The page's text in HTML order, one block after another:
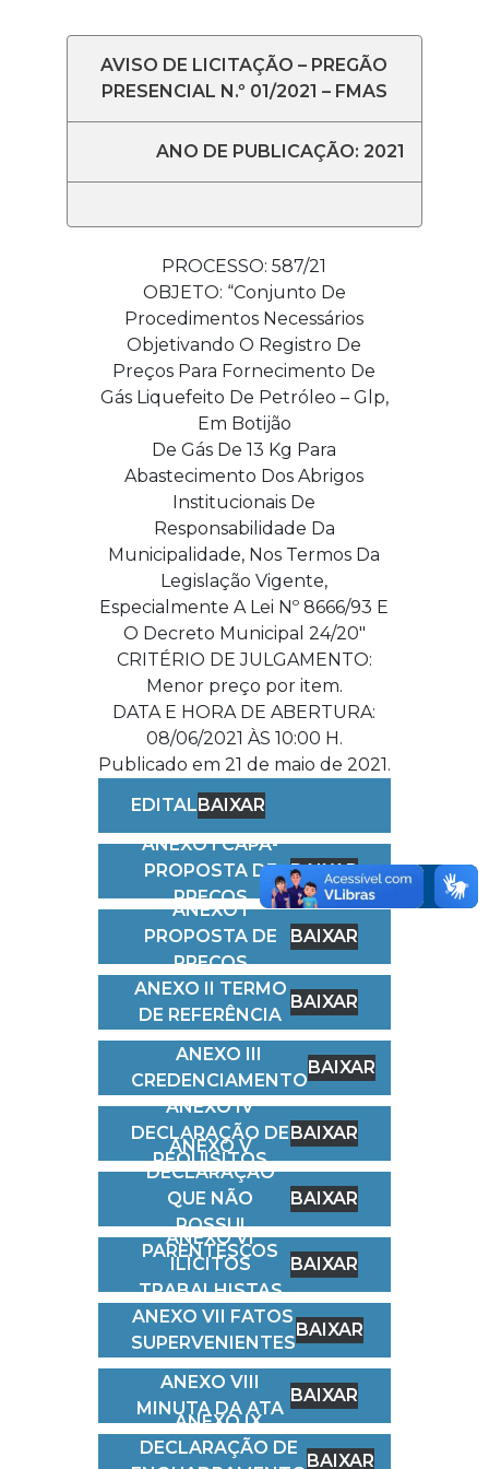
AVISO DE LICITAÇÃO – PREGÃO
PRESENCIAL N.º 01/2021 – FMAS
ANO DE PUBLICAÇÃO: 2021
PROCESSO: 587/21
OBJETO: “Conjunto De
Procedimentos Necessários
Objetivando O Registro De
Preços Para Fornecimento De
Gás Liquefeito De Petróleo – Glp,
Em Botijão
De Gás De 13 Kg Para
Abastecimento Dos Abrigos
Institucionais De
Responsabilidade Da
Municipalidade, Nos Termos Da
Legislação Vigente,
Especialmente A Lei Nº 8666/93 E
O Decreto Municipal 24/20″
CRITÉRIO DE JULGAMENTO:
Menor preço por item.
DATA E HORA DE ABERTURA:
08/06/2021 ÀS 10:00 H.
Publicado em 21 de maio de 2021.
EDITALBAIXAR
ANEXO I CAPA-
PROPOSTA DE
PREÇOS
BAIXAR
ANEXO I
PROPOSTA DE
PREÇOS
BAIXAR
ANEXO II TERMO
DE REFERÊNCIA
BAIXAR
ANEXO III
CREDENCIAMENTO
BAIXAR
ANEXO IV
DECLARAÇÃO DE
REQUISITOS
BAIXAR
ANEXO V
DECLARAÇÃO
QUE NÃO
POSSUI
PARENTESCOS
BAIXAR
ANEXO VI
ILÍCITOS
TRABALHISTAS
BAIXAR
ANEXO VII FATOS
SUPERVENIENTES
BAIXAR
ANEXO VIII
MINUTA DA ATA
BAIXAR
ANEXO IX
DECLARAÇÃO DE
BAIXAR